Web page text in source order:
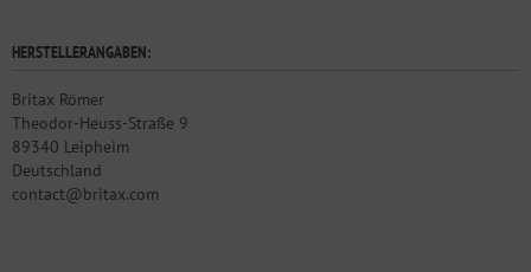
HERSTELLERANGABEN:
Britax Römer
Theodor-Heuss-Straße 9
89340 Leipheim
Deutschland
contact@britax.com